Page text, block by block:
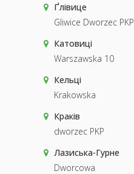
Ґлівице
Gliwice Dworzec PKP
Катовиці
Warszawska 10
Кельці
Krakowska
Краків
dworzec PKP
Лазиська-Гурне
Dworcowa